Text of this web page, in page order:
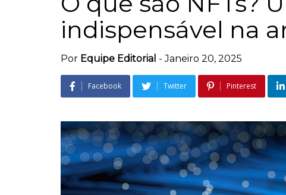
indispensável na
PorEquipe Editorial-Janeiro 20, 2025
Facebook Twitter Pinterest